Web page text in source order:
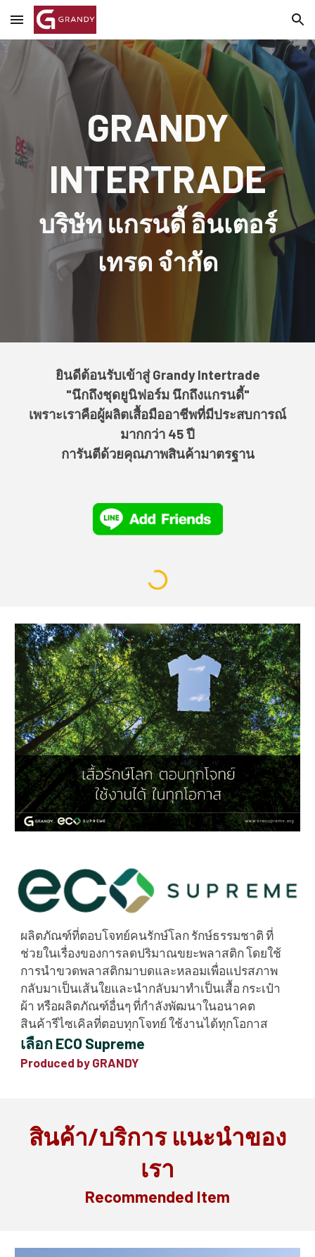
Skip to main content Skip to navigation
GRANDY
INTERTRADE
บริษัท แกรนดี้ อินเตอร์
เทรด จำกัด
ยินดีต้อนรับเข้าสู่ Grandy Intertrade
"นึกถึงชุดยูนิฟอร์ม นึกถึงแกรนดี้"
เพราะเราคือผู้ผลิตเสื้อมืออาชีพที่มีประสบการณ์
มากกว่า 45 ปี
การันตีด้วยคุณภาพสินค้ามาตรฐาน
ผลิตภัณฑ์ที่ตอบโจทย์คนรักษ์โลก รักษ์ธรรมชาติ ที่
ช่วยในเรื่องของการลดปริมาณขยะพลาสติก โดยใช้
การนำขวดพลาสติกมาบดและหลอมเพื่อแปรสภาพ
กลับมาเป็นเส้นใยและนำกลับมาทำเป็นเสื้อ กระเป๋า
ผ้า หรือผลิตภัณฑ์อื่นๆ ที่กำลังพัฒนาในอนาคต
สินค้ารีไซเคิลที่ตอบทุกโจทย์ ใช้งานได้ทุกโอกาส
เลือก ECO Supreme
Produced by GRANDY
สินค้า/บริการ แนะนำของ
เรา
Recommended Item